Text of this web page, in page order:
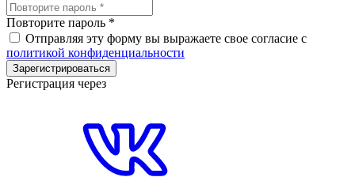
Повторите пароль *
Отправляя эту форму вы выражаете свое согласие с
политикой конфиденциальности
Зарегистрироваться
Регистрация через